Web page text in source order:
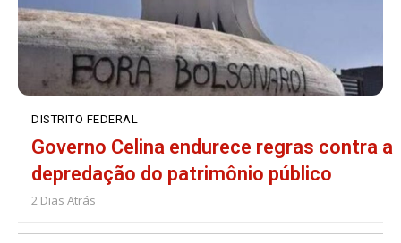
DISTRITO FEDERAL
Governo Celina endurece regras contra a
depredação do patrimônio público
2 Dias Atrás